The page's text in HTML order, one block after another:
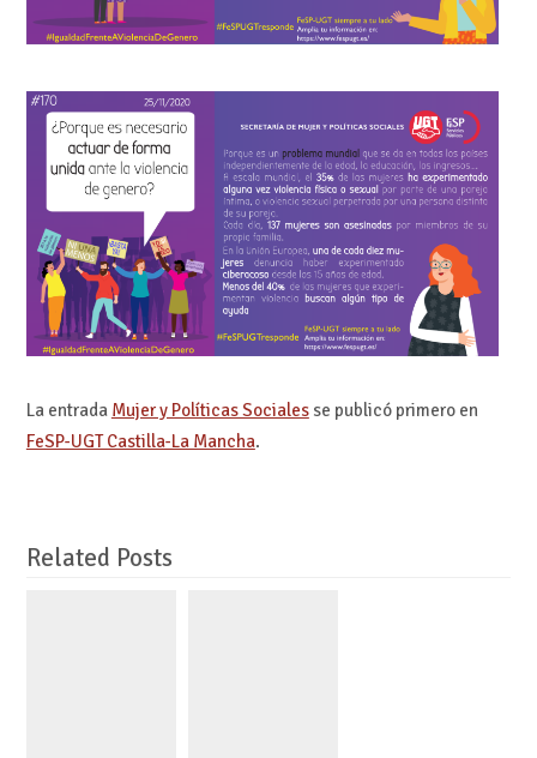
La entrada Mujer y Políticas Socialesse publicó primero en
FeSP-UGT Castilla-La Mancha.
Related Posts